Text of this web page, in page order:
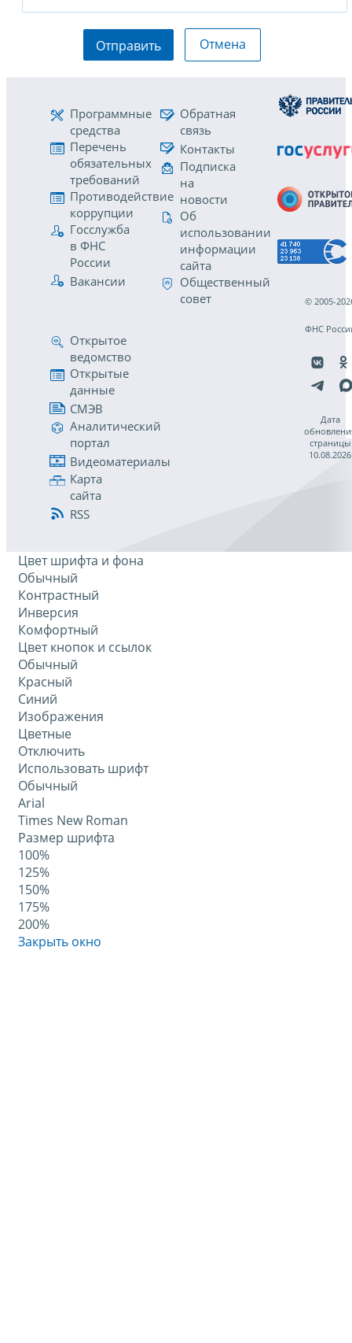
Отправить Отмена
Программные
средства
Перечень
обязательных
требований
Противодействие
коррупции
Госслужба
в ФНС
России
Вакансии
Обратная
связь
Контакты
Подписка
на
новости
Об
использовании
информации
сайта
Общественный
совет
Открытое
ведомство
Открытые
данные
СМЭВ
Аналитический
портал
Видеоматериалы
Карта
сайта
RSS
© 2005-
ФНС
Дата
страницы
10.08.2026
Цвет шрифта и фона
Обычный
Контрастный
Инверсия
Комфортный
Цвет кнопок и ссылок
Обычный
Красный
Синий
Изображения
Цветные
Отключить
Использовать шрифт
Обычный
Arial
Times New Roman
Размер шрифта
100%
125%
150%
175%
200%
Закрыть окно